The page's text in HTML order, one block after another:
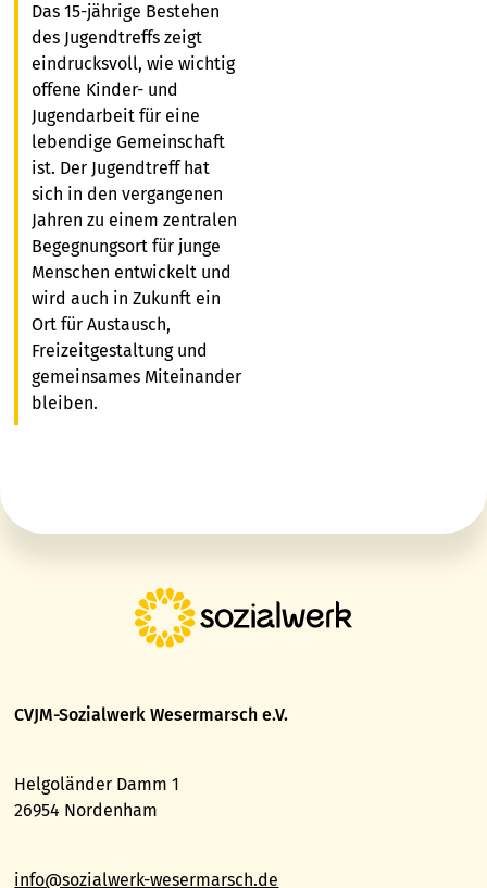
Das 15-jährige Bestehen
des Jugendtreffs zeigt
eindrucksvoll, wie wichtig
offene Kinder- und
Jugendarbeit für eine
lebendige Gemeinschaft
ist. Der Jugendtreff hat
sich in den vergangenen
Jahren zu einem zentralen
Begegnungsort für junge
Menschen entwickelt und
wird auch in Zukunft ein
Ort für Austausch,
Freizeitgestaltung und
gemeinsames Miteinander
bleiben.
CVJM-Sozialwerk Wesermarsch e.V.
Helgoländer Damm 1
26954 Nordenham
info@sozialwerk-wesermarsch.de